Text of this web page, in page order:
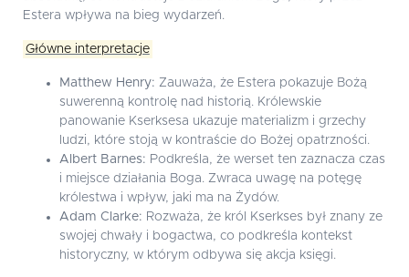
Estera wpływa na bieg wydarzeń.
Główne interpretacje
Matthew Henry: Zauważa, że Estera pokazuje Bożą
suwerenną kontrolę nad historią. Królewskie
panowanie Kserksesa ukazuje materializm i grzechy
ludzi, które stoją w kontraście do Bożej opatrzności.
Albert Barnes: Podkreśla, że werset ten zaznacza czas
i miejsce działania Boga. Zwraca uwagę na potęgę
królestwa i wpływ, jaki ma na Żydów.
Adam Clarke: Rozważa, że król Kserkses był znany ze
swojej chwały i bogactwa, co podkreśla kontekst
historyczny, w którym odbywa się akcja księgi.